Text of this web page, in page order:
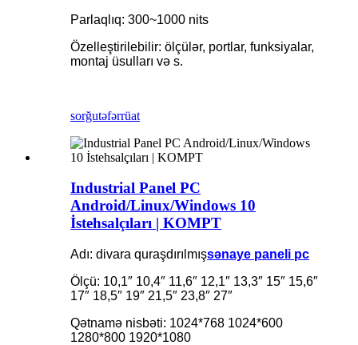
Parlaqlıq: 300~1000 nits
Özelleştirilebilir: ölçülər, portlar, funksiyalar,
montaj üsulları və s.
sorğutəfərrüat
Industrial Panel PC
Android/Linux/Windows 10
İstehsalçıları | KOMPT
Adı: divara quraşdırılmışsənaye paneli pc
Ölçü: 10,1″ 10,4″ 11,6″ 12,1″ 13,3″ 15″ 15,6″
17″ 18,5″ 19″ 21,5″ 23,8″ 27″
Qətnamə nisbəti: 1024*768 1024*600
1280*800 1920*1080